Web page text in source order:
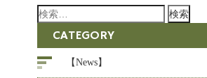
検
CATEGORY
【News】